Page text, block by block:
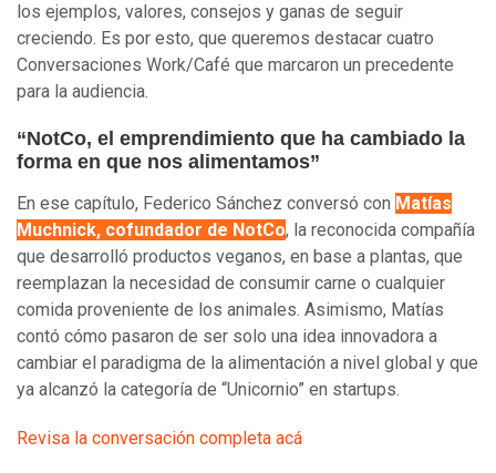
los ejemplos, valores, consejos y ganas de seguir
creciendo. Es por esto, que queremos destacar cuatro
Conversaciones Work/Café que marcaron un precedente
para la audiencia.
“NotCo, el emprendimiento que ha cambiado la
forma en que nos alimentamos”
En ese capítulo, Federico Sánchez conversó con Matías
Muchnick, cofundador de NotCo, la reconocida compañía
que desarrolló productos veganos, en base a plantas, que
reemplazan la necesidad de consumir carne o cualquier
comida proveniente de los animales. Asimismo, Matías
contó cómo pasaron de ser solo una idea innovadora a
cambiar el paradigma de la alimentación a nivel global y que
ya alcanzó la categoría de “Unicornio” en startups.
Revisa la conversación completa acá